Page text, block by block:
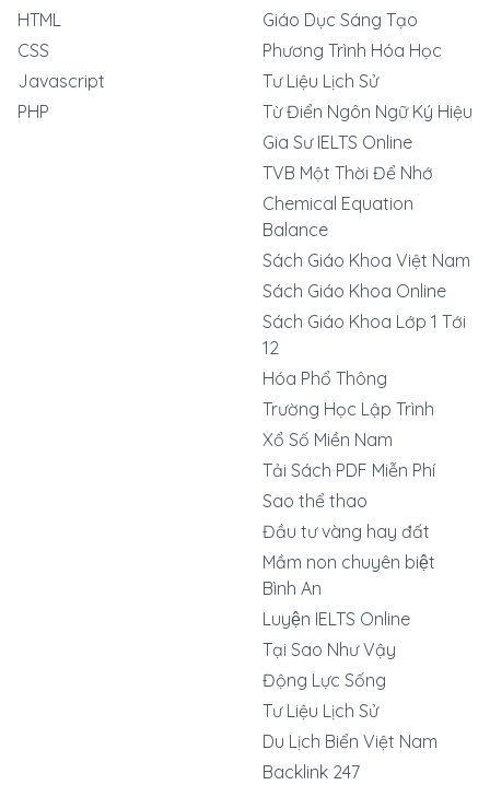
HTML
CSS
Javascript
PHP
Giáo Dục Sáng Tạo
Phương Trình Hóa Học
Tư Liệu Lịch Sử
Từ Điển Ngôn Ngữ Ký Hiệu
Gia Sư IELTS Online
TVB Một Thời Để Nhớ
Chemical Equation
Balance
Sách Giáo Khoa Việt Nam
Sách Giáo Khoa Online
Sách Giáo Khoa Lớp 1 Tới
12
Hóa Phổ Thông
Trường Học Lập Trình
Xổ Số Miền Nam
Tải Sách PDF Miễn Phí
Sao thể thao
Đầu tư vàng hay đất
Mầm non chuyên biệt
Bình An
Luyện IELTS Online
Tại Sao Như Vậy
Động Lực Sống
Tư Liệu Lịch Sử
Du Lịch Biển Việt Nam
Backlink 247